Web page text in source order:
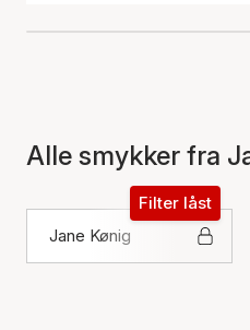
Alle smykker fra
Jane Kønig
Filter låst